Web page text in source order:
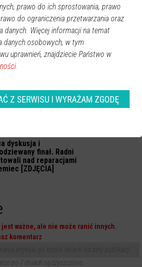
Na
50 lat małżeństwa.
Ostrołęckie pary świętowały
Złote Gody. "Wzór dla
młodych" [ZDJĘCIA]
dyskusja i
finał. Radni
nad reparacjami
[ZDJĘCIA]
jest ważne, ale nie może ranić innych.
komentarz
po 7 dniach są czyszczone.
prawo do ich sprostowania, prawo
do ograniczenia przetwarzania oraz
danych. Więcej informacji na temat
danych osobowych, w tym
uprawnień, znajdziecie Państwo w
Z SERWISU I WYRAŻAM ZGODĘ